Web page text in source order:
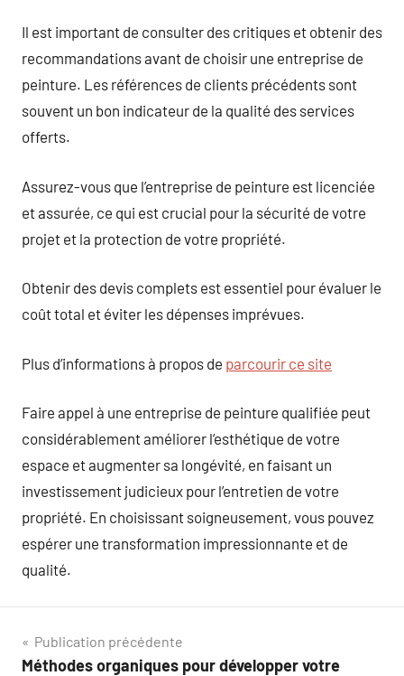
Il est important de consulter des critiques et obtenir des
recommandations avant de choisir une entreprise de
peinture. Les références de clients précédents sont
souvent un bon indicateur de la qualité des services
offerts.
Assurez-vous que l’entreprise de peinture est licenciée
et assurée, ce qui est crucial pour la sécurité de votre
projet et la protection de votre propriété.
Obtenir des devis complets est essentiel pour évaluer le
coût total et éviter les dépenses imprévues.
Plus d’informations à propos de parcourir ce site
Faire appel à une entreprise de peinture qualifiée peut
considérablement améliorer l’esthétique de votre
espace et augmenter sa longévité, en faisant un
investissement judicieux pour l’entretien de votre
propriété. En choisissant soigneusement, vous pouvez
espérer une transformation impressionnante et de
qualité.
Navigation
Publication précédente
Méthodes organiques pour développer votre